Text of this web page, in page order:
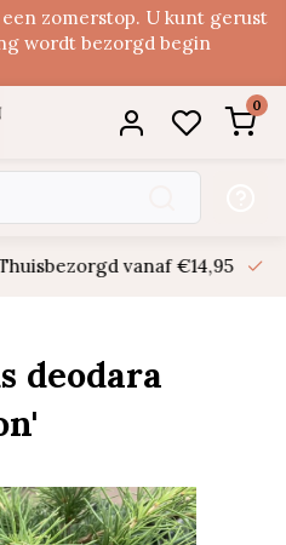
een zomerstop. U kunt gerust
wordt bezorgd begin
0
vanaf €14,95
deodara